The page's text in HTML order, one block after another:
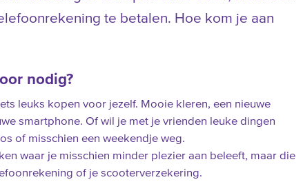
te betalen. Hoe kom je aan
nodig?
leuks kopen voor jezelf. Mooie kleren, een nieuwe
smartphone. Of wil je met je vrienden leuke dingen
of misschien een weekendje weg.
waar je misschien minder plezier aan beleeft, maar die
of je scooterverzekering.